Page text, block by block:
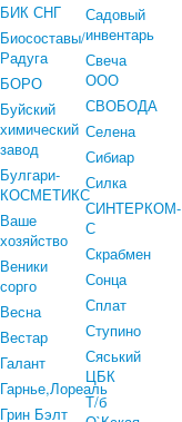
БИК СНГ
Биосоставы/
Радуга
БОРО
Буйский
химический
завод
Булгари-
КОСМЕТИКС
Ваше
хозяйство
Веники
сорго
Весна
Вестар
Галант
Гарнье,Лореаль
Грин Бэлт
Садовый
инвентарь
Свеча
ООО
СВОБОДА
Селена
Сибиар
Силка
СИНТЕРКОМ-
С
Скрабмен
Сонца
Сплат
Ступино
Сяський
ЦБК
Т/б